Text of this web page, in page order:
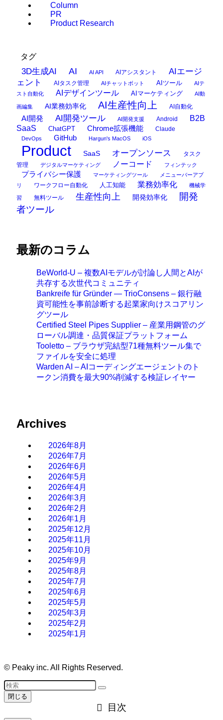
Column
PR
Product Research
タグ
3D生成AI AI AI API AIアシスタント
AIエージ
ェント
AIタスク管理 AIチャットボット AIツール
AIテ
スト自動化
AIデザインツール AIマーケティング AI動
画編集 AI業務効率化 AI生産性向上 AI自動化
AI開発 AI開発ツール AI開発支援 Android
B2B
SaaS
ChatGPT Chrome拡張機能 Claude
DevOps GitHub Hargun's MacOS iOS
Product SaaS オープンソース
タスク
管理
デジタルマーケティング ノーコード フィンテック
プライバシー保護 マーケティングツール
メニューバーアプ
リ
ワークフロー自動化 人工知能 業務効率化 機械学
習 無料ツール 生産性向上 開発効率化
開発
者ツール
最新のコラム
BeWorld-U – 複数AIモデルが討論し人間とAIが
共存する次世代コミュニティ
Bankreife für Gründer — TrioConsens – 銀行融
資可能性を事前診断する起業家向けスコアリン
グツール
Certified Steel Pipes Supplier – 産業用鋼管のグ
ローバル調達・品質保証プラットフォーム
Tooletto – ブラウザ完結型71種無料ツール集で
ファイルを安全に処理
Warden AI – AIコーディングエージェントのト
ークン消費を最大90%削減する検証レイヤー
Archives
2026年8月
2026年7月
2026年6月
2026年5月
2026年4月
2026年3月
2026年2月
2026年1月
2025年12月
2025年11月
2025年10月
2025年9月
2025年8月
2025年7月
2025年6月
2025年5月
2025年3月
2025年2月
2025年1月
© Peaky inc. All Rights Reserved.
閉じる
目次